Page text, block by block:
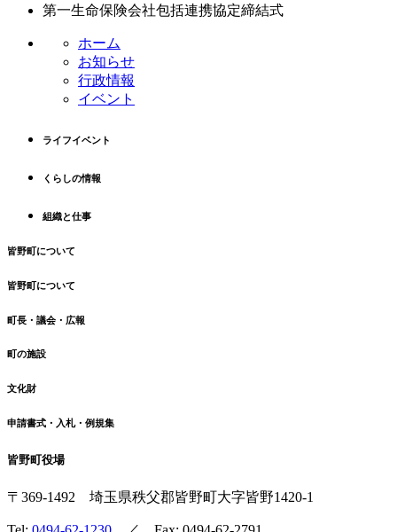
第一生命保険会社包括連携協定締結式
ホーム
お知らせ
行政情報
イベント
ライフイベント
くらしの情報
組織と仕事
皆野町について
皆野町について
町長・議会・広報
町の施設
文化財
申請書式・入札・例規集
皆野町役場
〒369-1492 埼玉県秩父郡皆野町大字皆野1420-1